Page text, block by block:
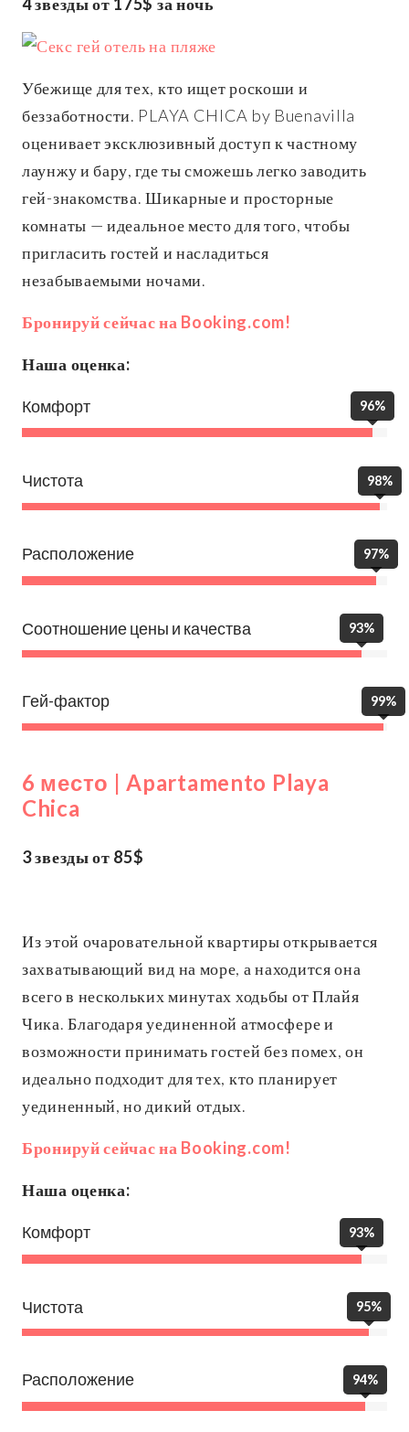
Убежище для тех, кто ищет роскоши и
беззаботности. PLAYA CHICA by Buenavilla
оценивает эксклюзивный доступ к частному
лаунжу и бару, где ты сможешь легко заводить
гей-знакомства. Шикарные и просторные
комнаты — идеальное место для того, чтобы
пригласить гостей и насладиться
незабываемыми ночами.
Бронируй сейчас на Booking.com!
Наша оценка:
Комфорт 96%
Чистота 98%
Расположение 97%
Соотношение цены и качества 93%
Гей-фактор 99%
6 место | Apartamento Playa
Chica
3 звезды от 85$
Из этой очаровательной квартиры открывается
захватывающий вид на море, а находится она
всего в нескольких минутах ходьбы от Плайя
Чика. Благодаря уединенной атмосфере и
возможности принимать гостей без помех, он
идеально подходит для тех, кто планирует
уединенный, но дикий отдых.
Бронируй сейчас на Booking.com!
Наша оценка:
Комфорт 93%
Чистота 95%
Расположение 94%